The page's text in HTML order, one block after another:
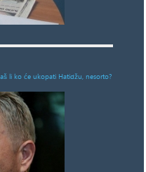
li ko će ukopati Hatidžu, nesorto?